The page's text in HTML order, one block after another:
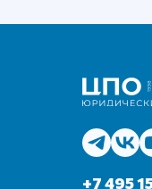
+7 495